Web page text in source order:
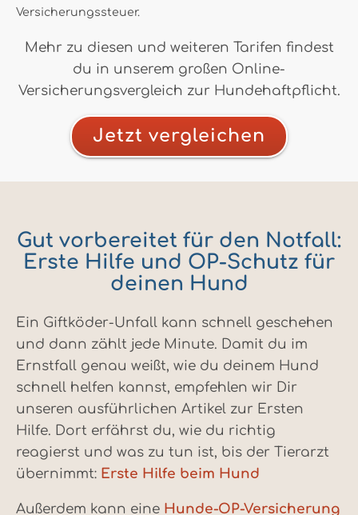
Versicherungssteuer.
Mehr zu diesen und weiteren Tarifen findest
du in unserem großen Online-
Versicherungsvergleich zur Hundehaftpflicht.
Jetzt vergleichen
Gut vorbereitet für den Notfall:
Erste Hilfe und OP-Schutz für
deinen Hund
Ein Giftköder-Unfall kann schnell geschehen
und dann zählt jede Minute. Damit du im
Ernstfall genau weißt, wie du deinem Hund
schnell helfen kannst, empfehlen wir Dir
unseren ausführlichen Artikel zur Ersten
Hilfe. Dort erfährst du, wie du richtig
reagierst und was zu tun ist, bis der Tierarzt
übernimmt: Erste Hilfe beim Hund
Außerdem kann eine Hunde-OP-Versicherung